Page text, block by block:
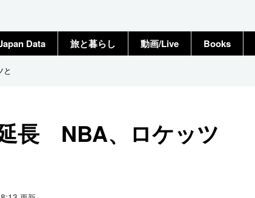
Data 旅と暮らし 動画/Live Books
長 NBA、ロケッツ